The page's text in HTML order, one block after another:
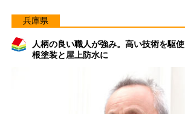
兵庫県
人柄の良い職人が強み。高い技術を駆
根塗装と屋上防水に